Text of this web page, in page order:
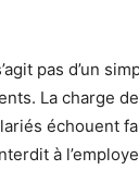
pas d’un
La charge
échouent
à